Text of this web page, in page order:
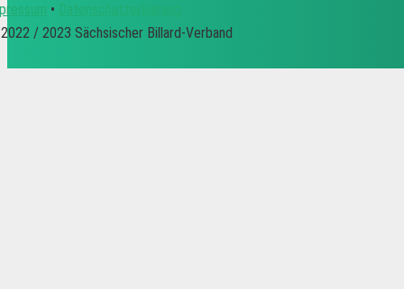
• Datenschutzerklärung
/ 2023 Sächsischer Billard-Verband